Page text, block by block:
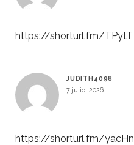
https://shorturl.fm/TPytT
JUDITH4098
7 julio, 2026
https://shorturl.fm/yacHn